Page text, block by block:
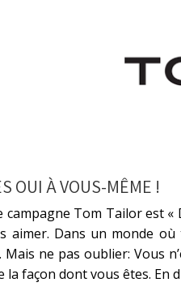
OUI À VOUS-MÊME !
campagne Tom Tailor est
aimer. Dans un monde où
ne pas oublier: Vous
la façon dont vous êtes.